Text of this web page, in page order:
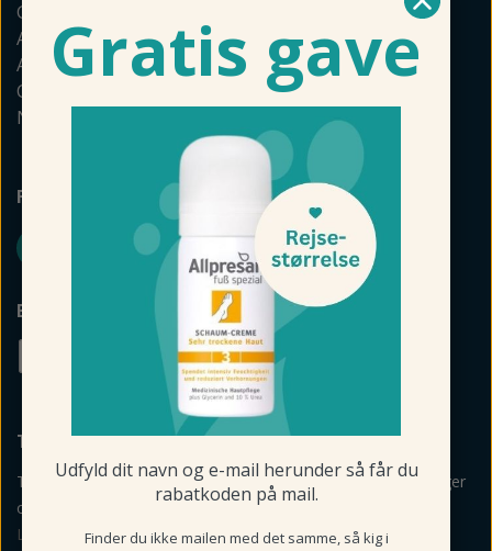
GEHWOL
Allpresan
Akileine
Camillen
Naturkosmetik
FØLG FODMAGASINET
BETALINGSMULIGHEDER
TILMELD NYHEDSBREV
Tilmeld mig nyheder, vejledning, personlige råd og anbefalinger
om produkter via mail og sms fra Fodmagsinet.dk.
Læs betingelser her>
Gratis gave
Udfyld dit navn og e-mail herunder så får du
rabatkoden på mail.
Finder du ikke mailen med det samme, så kig i